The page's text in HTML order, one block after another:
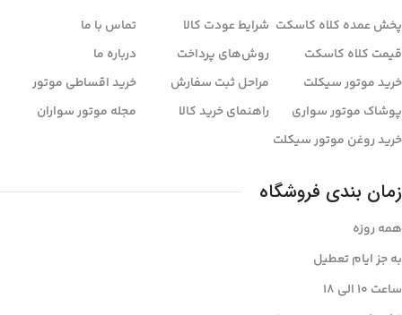
پخش عمده کلاه کاسکت
قیمت کلاه کاسکت
خرید موتور سیکلت
پوشاک موتور سواری
خرید روغن موتور سیکلت
شرایط عودت کالا
روش‌های پرداخت
مراحل ثبت سفارش
راهنمای خرید کالا
تماس با ما
درباره ما
خرید اقساطی موتور
مجله موتور سواران
زمان بندی فروشگاه
همه روزه
به جز ایام تعطیل
ساعت ۱۰ الی ۱8